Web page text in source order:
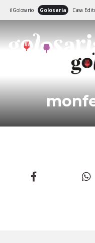
ilGolosario Golosaria Casa